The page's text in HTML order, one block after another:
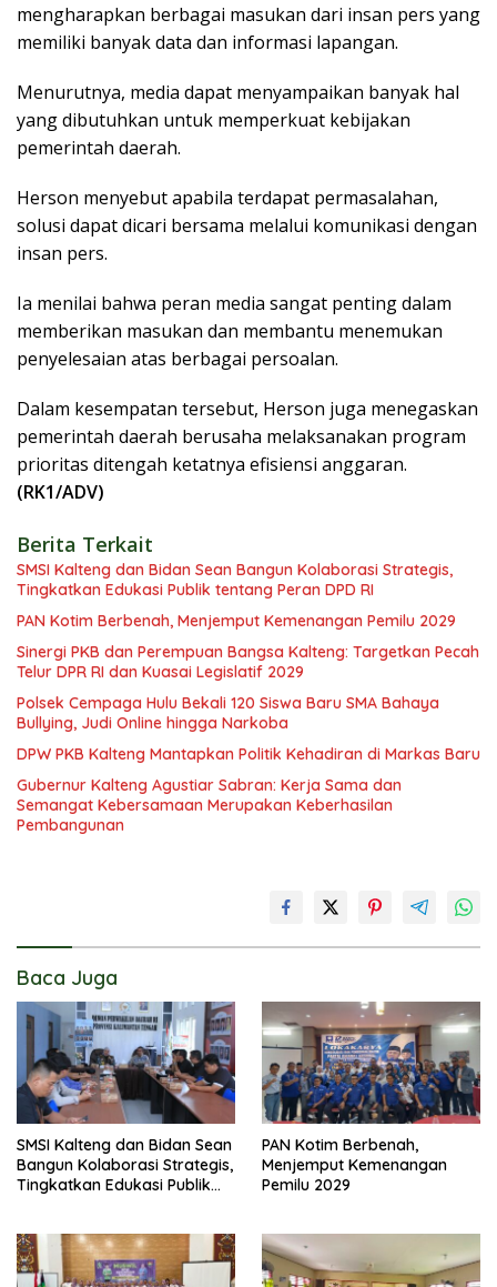
mengharapkan berbagai masukan dari insan pers yang
memiliki banyak data dan informasi lapangan.
Menurutnya, media dapat menyampaikan banyak hal
yang dibutuhkan untuk memperkuat kebijakan
pemerintah daerah.
Herson menyebut apabila terdapat permasalahan,
solusi dapat dicari bersama melalui komunikasi dengan
insan pers.
Ia menilai bahwa peran media sangat penting dalam
memberikan masukan dan membantu menemukan
penyelesaian atas berbagai persoalan.
Dalam kesempatan tersebut, Herson juga menegaskan
pemerintah daerah berusaha melaksanakan program
prioritas ditengah ketatnya efisiensi anggaran.
(RK1/ADV)
Berita Terkait
SMSI Kalteng dan Bidan Sean Bangun Kolaborasi Strategis,
Tingkatkan Edukasi Publik tentang Peran DPD RI
PAN Kotim Berbenah, Menjemput Kemenangan Pemilu 2029
Sinergi PKB dan Perempuan Bangsa Kalteng: Targetkan Pecah
Telur DPR RI dan Kuasai Legislatif 2029
Polsek Cempaga Hulu Bekali 120 Siswa Baru SMA Bahaya
Bullying, Judi Online hingga Narkoba
DPW PKB Kalteng Mantapkan Politik Kehadiran di Markas Baru
Gubernur Kalteng Agustiar Sabran: Kerja Sama dan
Semangat Kebersamaan Merupakan Keberhasilan
Pembangunan
Baca Juga
SMSI Kalteng dan Bidan Sean
Bangun Kolaborasi Strategis,
Tingkatkan Edukasi Publik
PAN Kotim Berbenah,
Menjemput Kemenangan
Pemilu 2029